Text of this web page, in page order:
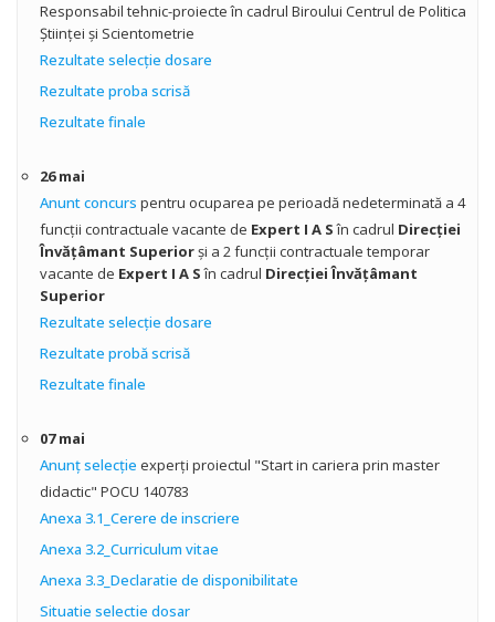
Responsabil tehnic-proiecte în cadrul Biroului Centrul de Politica
Științei și Scientometrie
Rezultate selecţie dosare
Rezultate proba scrisă
Rezultate finale
26 mai
Anunt concurs pentru ocuparea pe perioadă nedeterminată a 4
funcţii contractuale vacante de Expert I A Sîn cadrul Direcţiei
Învăţâmant Superiorşi a 2 funcţii contractuale temporar
vacante de Expert I A Sîn cadrul Direcţiei Învăţâmant
Superior
Rezultate selecţie dosare
Rezultate probă scrisă
Rezultate finale
07 mai
Anunţ selecţie experţi proiectul "Start in cariera prin master
didactic" POCU 140783
Anexa 3.1_Cerere de inscriere
Anexa 3.2_Curriculum vitae
Anexa 3.3_Declaratie de disponibilitate
Situatie selectie dosar